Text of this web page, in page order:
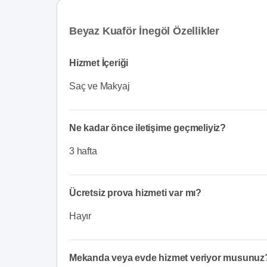
Beyaz Kuaför İnegöl Özellikler
Hizmet İçeriği
Saç ve Makyaj
Ne kadar önce iletişime geçmeliyiz?
3 hafta
Ücretsiz prova hizmeti var mı?
Hayır
Mekanda veya evde hizmet veriyor